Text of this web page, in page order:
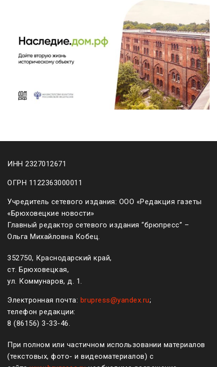
ИНН 2327012671
ОГРН 1122363000011
Учредитель сетевого издания: ООО «Редакция газеты
«Брюховецкие новости»
Главный редактор сетевого издания “брюпресс” –
Ольга Михайловна Кобец.
352750, Краснодарский край,
ст. Брюховецкая,
ул. Коммунаров, д. 1.
Электронная почта: brupress@yandex.ru;
телефон редакции:
8 (861 56) 3-33-46.
При полном или частичном использовании материалов
(текстовых, фото- и видеоматериалов) с